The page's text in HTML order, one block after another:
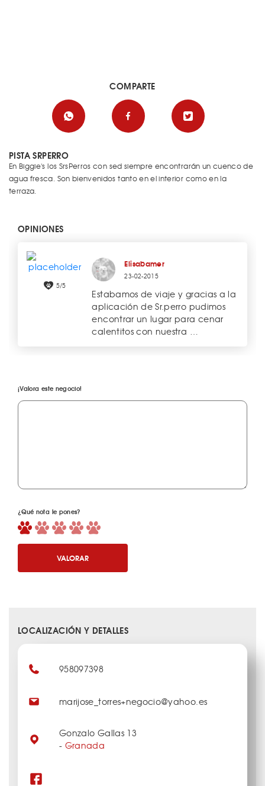
PISTA SRPERRO
En Biggie's los SrsPerros con sed siempre encontrarán un cuenco de
agua fresca. Son bienvenidos tanto en el interior como en la
terraza.
OPINIONES
5/5
Elisabamer
23-02-2015
Estabamos de viaje y gracias a la
aplicación de Sr.perro pudimos
encontrar un lugar para cenar
calentitos con nuestra …
¡Valora este negocio!
¿Qué nota le pones?
VALORAR
COMPARTE
LOCALIZACIÓN Y DETALLES
958097398
marijose_torres+negocio@yahoo.es
Gonzalo Gallas 13
- Granada